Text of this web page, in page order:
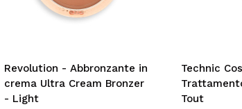
Revolution - Abbronzante in
crema Ultra Cream Bronzer
- Light
Technic
Tout